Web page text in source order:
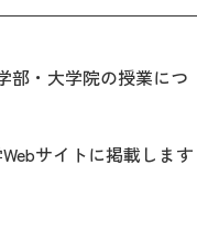
部・大学院の授業につ
サイトに掲載します